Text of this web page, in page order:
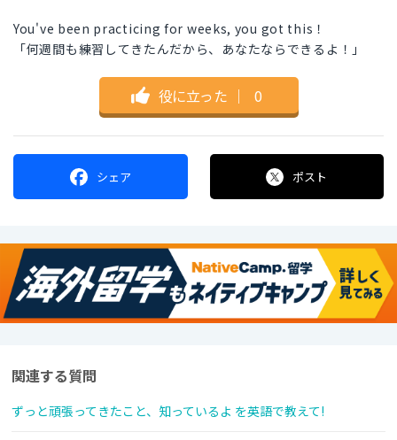
You've been practicing for weeks, you got this！
「何週間も練習してきたんだから、あなたならできるよ！」
役に立った ｜ 0
シェア ポスト
関連する質問
ずっと頑張ってきたこと、知っているよ を英語で教えて!